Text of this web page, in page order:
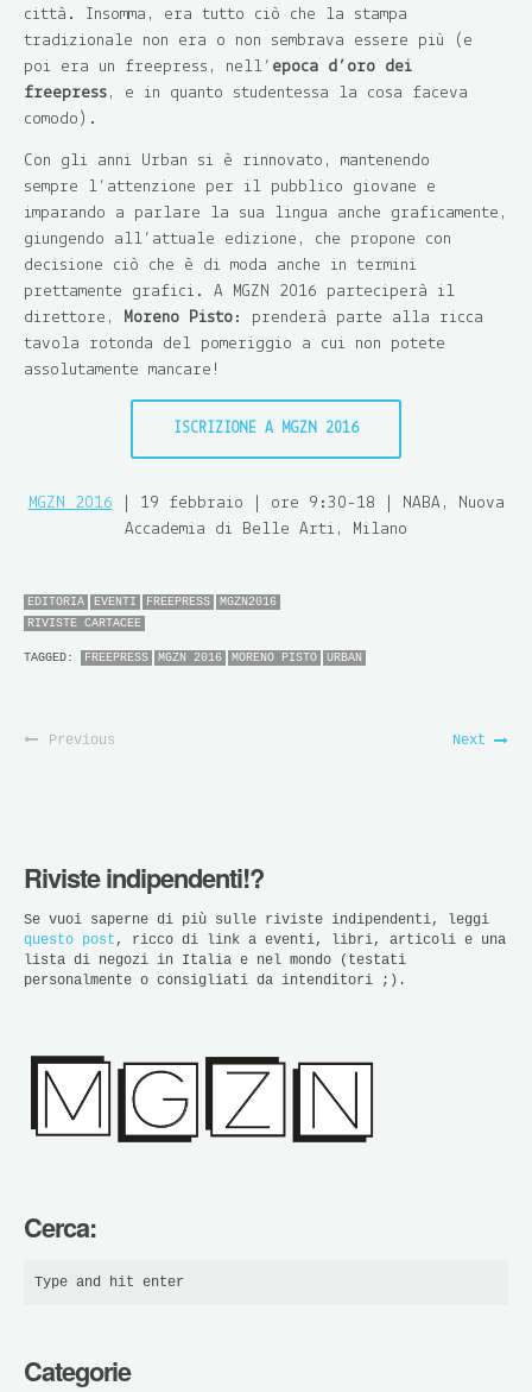
città. Insomma, era tutto ciò che la stampa
tradizionale non era o non sembrava essere più (e
poi era un freepress, nell’ epoca d’oro dei
freepress , e in quanto studentessa la cosa faceva
comodo).
Con gli anni Urban si è rinnovato, mantenendo
sempre l’attenzione per il pubblico giovane e
imparando a parlare la sua lingua anche graficamente,
giungendo all’attuale edizione, che propone con
decisione ciò che è di moda anche in termini
prettamente grafici. A MGZN 2016 parteciperà il
direttore,
Moreno Pisto : prenderà parte alla ricca
tavola rotonda del pomeriggio a cui non potete
assolutamente mancare!
ISCRIZIONE A MGZN 2016
MGZN 2016 | 19 febbraio | ore 9:30-18 | NABA, Nuova
Accademia di Belle Arti, Milano
EDITORIA EVENTI FREEPRESS
MGZN2016
RIVISTE CARTACEE
TAGGED: FREEPRESS MGZN 2016 MORENO PISTO URBAN
Previous Next
Riviste indipendenti!?
Se vuoi saperne di più sulle riviste indipendenti, leggi
questo post , ricco di link a eventi, libri, articoli e una
lista di negozi in Italia e nel mondo (testati
personalmente o consigliati da intenditori ;).
Cerca:
Categorie